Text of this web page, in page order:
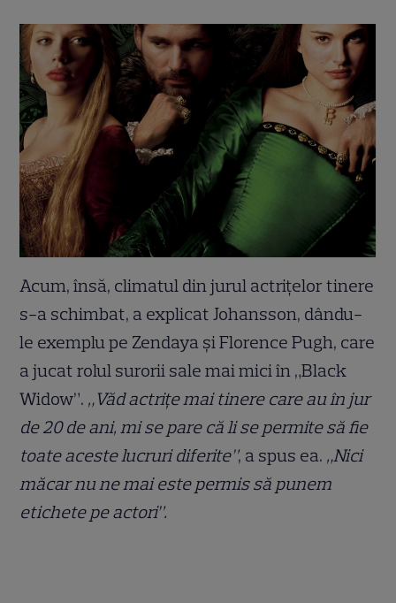
Acum, însă, climatul din jurul actrițelor tinere
s-a schimbat, a explicat Johansson, dându-
le exemplu pe Zendaya și Florence Pugh, care
a jucat rolul surorii sale mai mici în „Black
Widow”. „Văd actrițe mai tinere care au în jur
de 20 de ani, mi se pare că li se permite să fie
toate aceste lucruri diferite”, a spus ea. „Nici
măcar nu ne mai este permis să punem
etichete pe actori”.